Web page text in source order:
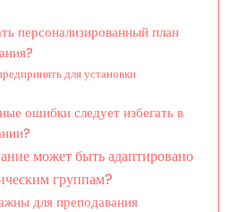
персонализированный план
для установки
ошибки следует избегать в
может быть адаптировано
группам?
для преподавания